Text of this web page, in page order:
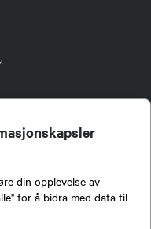
din opplevelse av
for å bidra med data til
av kunnskap om jakt og
har et sterkt jakt-, fiske-, og